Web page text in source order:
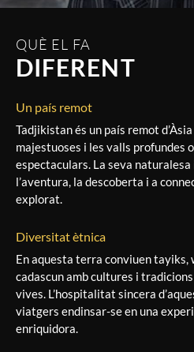
QUÈ EL FA
DIFERENT
Un país remot
Tadjikistan és un país remot
majestuoses i les valls profundes
espectaculars. La seva
l’aventura, la descoberta i a
explorat.
Diversitat ètnica
En aquesta terra conviuen tayiks,
cadascun amb cultures i
vives. L’hospitalitat sincera
viatgers endinsar-se en una
enriquidora.